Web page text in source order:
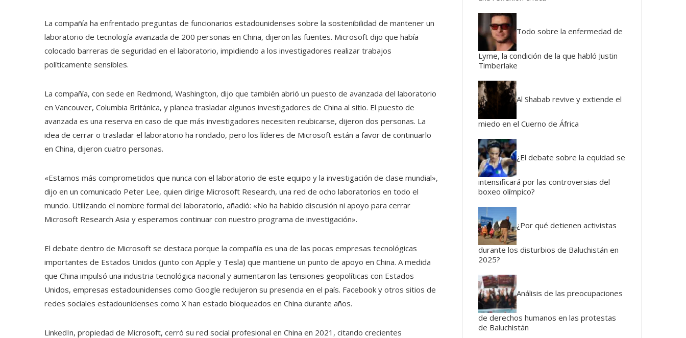
La compañía ha enfrentado preguntas de funcionarios estadounidenses sobre la sostenibilidad de mantener un
laboratorio de tecnología avanzada de 200 personas en China, dijeron las fuentes. Microsoft dijo que había
colocado barreras de seguridad en el laboratorio, impidiendo a los investigadores realizar trabajos
políticamente sensibles.
La compañía, con sede en Redmond, Washington, dijo que también abrió un puesto de avanzada del laboratorio
en Vancouver, Columbia Británica, y planea trasladar algunos investigadores de China al sitio. El puesto de
avanzada es una reserva en caso de que más investigadores necesiten reubicarse, dijeron dos personas. La
idea de cerrar o trasladar el laboratorio ha rondado, pero los líderes de Microsoft están a favor de continuarlo
en China, dijeron cuatro personas.
«Estamos más comprometidos que nunca con el laboratorio de este equipo y la investigación de clase mundial»,
dijo en un comunicado Peter Lee, quien dirige Microsoft Research, una red de ocho laboratorios en todo el
mundo. Utilizando el nombre formal del laboratorio, añadió: «No ha habido discusión ni apoyo para cerrar
Microsoft Research Asia y esperamos continuar con nuestro programa de investigación».
El debate dentro de Microsoft se destaca porque la compañía es una de las pocas empresas tecnológicas
importantes de Estados Unidos (junto con Apple y Tesla) que mantiene un punto de apoyo en China. A medida
que China impulsó una industria tecnológica nacional y aumentaron las tensiones geopolíticas con Estados
Unidos, empresas estadounidenses como Google redujeron su presencia en el país. Facebook y otros sitios de
redes sociales estadounidenses como X han estado bloqueados en China durante años.
LinkedIn, propiedad de Microsoft, cerró su red social profesional en China en 2021, citando crecientes
Todo sobre la enfermedad de
Lyme, la condición de la que habló Justin
Timberlake
Al Shabab revive y extiende el
miedo en el Cuerno de África
¿El debate sobre la equidad se
intensificará por las controversias del
boxeo olímpico?
¿Por qué detienen activistas
durante los disturbios de Baluchistán en
2025?
Análisis de las preocupaciones
de derechos humanos en las protestas
de Baluchistán